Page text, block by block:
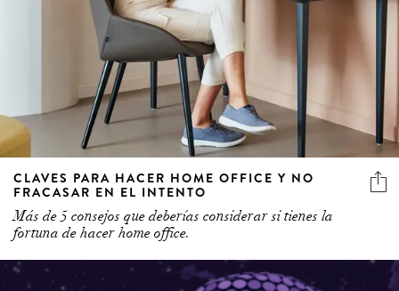
CLAVES PARA HACER HOME OFFICE Y NO
FRACASAR EN EL INTENTO
Más de 5 consejos que deberías considerar si tienes la
fortuna de hacer home office.